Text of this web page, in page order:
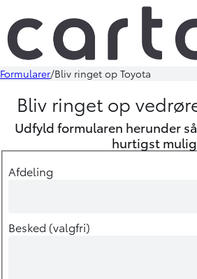
Formularer Bliv ringet op Toyota
Bliv ringet op
Udfyld formularen herunder
hurtigst
Afdeling
Besked (valgfri)